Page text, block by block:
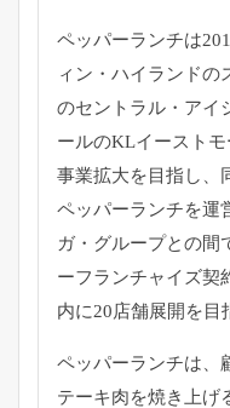
ペッパーランチは
ィン・ ハイランドの
のセントラル・ アイ
ールのKLイーストモ
事業拡大を目指し、
ペッパーランチを運
ガ・グループとの間
ーフランチャイズ契
内に20店舗展開を目
ペッパーランチは、
テーキ肉を焼き上げ